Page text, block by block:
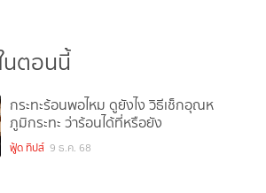
นตอนนี้
กระทะร้อนพอไหม ดูยังไง วิธีเช็กอุณห
ภูมิกระทะ ว่าร้อนได้ที่หรือยัง
ฟู้ด ทิปส์ 9 ธ.ค. 68